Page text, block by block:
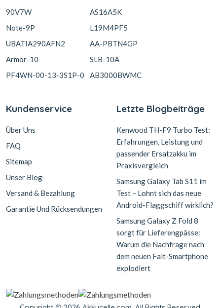
90V7W
Note-9P
UBATIA290AFN2
Armor-10
PF4WN-00-13-3S1P-0
AS16A5K
L19M4PF5
AA-PBTN4GP
SLB-10A
AB3000BWMC
Kundenservice
Über Uns
FAQ
Sitemap
Unser Blog
Versand & Bezahlung
Garantie Und Rücksendungen
Letzte Blogbeiträge
Kenwood TH-F9 Turbo Test:
Erfahrungen, Leistung und
passender Ersatzakku im
Praxisvergleich
Samsung Galaxy Tab S11 im
Test – Lohnt sich das neue
Android-Flaggschiff wirklich?
Samsung Galaxy Z Fold 8
sorgt für Lieferengpässe:
Warum die Nachfrage nach
dem neuen Falt-Smartphone
explodiert